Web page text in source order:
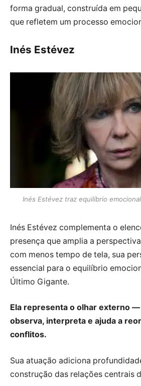
forma gradual, construída em
que refletem um processo
Inés Estévez
Inés Estévez traz equilíbrio
Inés Estévez complementa o
presença que amplia a
com menos tempo de tela, sua
essencial para o equilíbrio
Último Gigante.
Ela representa o olhar externo
observa, interpreta e ajuda a
conflitos.
Sua atuação adiciona
construção das relações centrais